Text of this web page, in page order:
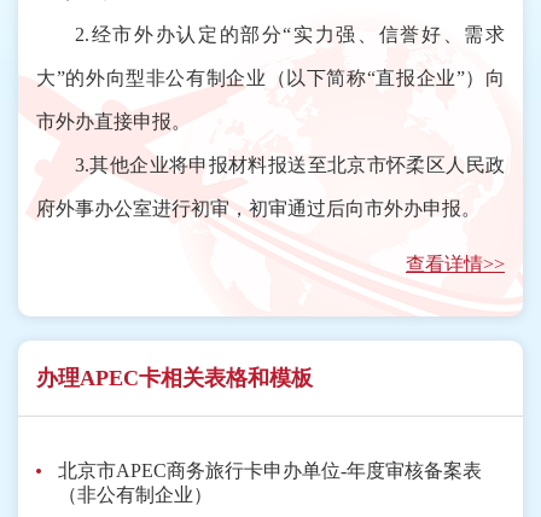
2.经市外办认定的部分“实力强、信誉好、需求
大”的外向型非公有制企业（以下简称“直报企业”）向
市外办直接申报。
3.其他企业将申报材料报送至北京市怀柔区人民政
府外事办公室进行初审，初审通过后向市外办申报。
查看详情>>
办理APEC卡相关表格和模板
北京市APEC商务旅行卡申办单位-年度审核备案表
（非公有制企业）